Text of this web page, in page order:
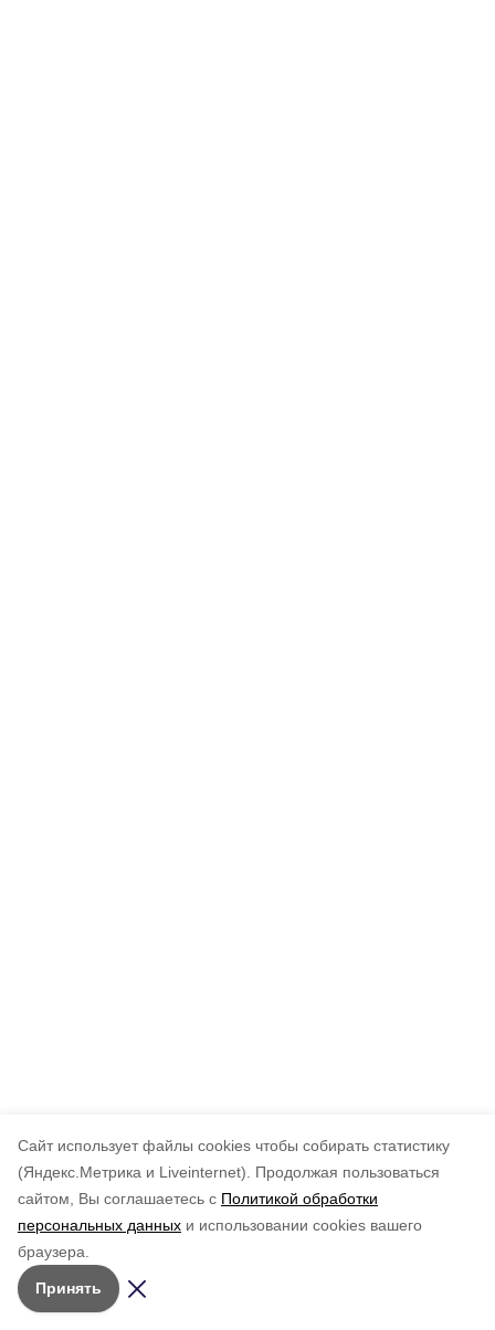
Cайт использует файлы cookies чтобы собирать статистику
(Яндекс.Метрика и Liveinternet).
Продолжая пользоваться
сайтом, Вы соглашаетесь с Политикой обработки
персональных данных и использовании cookies вашего
браузера.
Принять